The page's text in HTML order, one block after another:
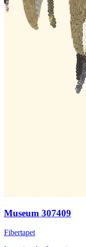
Museum 307409
Fibertapet